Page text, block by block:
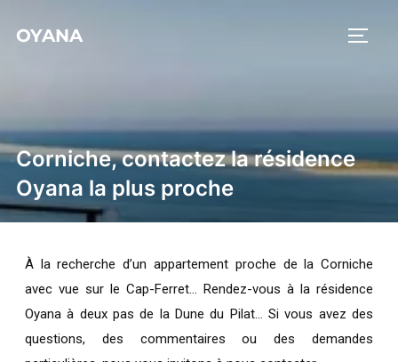
OYANA
Corniche, contactez la résidence
Oyana la plus proche
À la recherche d’un appartement proche de la Corniche
avec vue sur le Cap-Ferret… Rendez-vous à la résidence
Oyana à deux pas de la Dune du Pilat… Si vous avez des
questions, des commentaires ou des demandes